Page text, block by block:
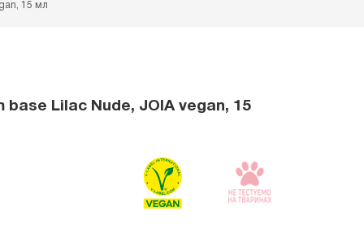
15 мл
Lilac Nude, JOIA vegan, 15